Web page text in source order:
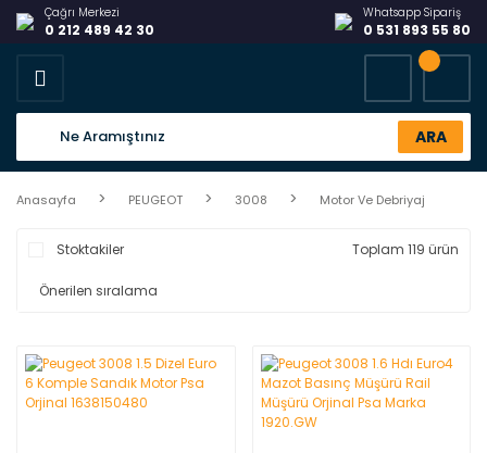
Çağrı Merkezi
0 212 489 42 30
Whatsapp Sipariş
0 531 893 55 80
ARA
Anasayfa PEUGEOT 3008 Motor Ve Debriyaj
Stoktakiler Toplam 119 ürün